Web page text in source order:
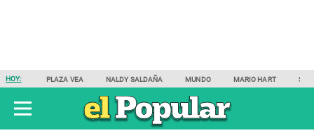
HOY: PLAZA VEA NALDY SALDAÑA MUNDO MARIO HART